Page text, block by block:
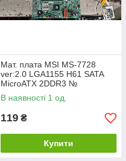
Мат. плата MSI MS-7728
ver:2.0 LGA1155 H61 SATA
MicroATX 2DDR3 №
НР240204209
В наявності 1 од.
119 ₴
Купити